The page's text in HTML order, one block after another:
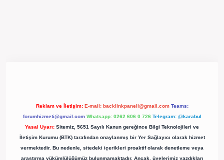
Reklam ve İletişim: E-mail: backlinkpaneli@gmail.com Teams:
forumhizmeti@gmail.com Whatsapp: 0262 606 0 726 Telegram: @karabul
Yasal Uyarı: Sitemiz, 5651 Sayılı Kanun gereğince Bilgi Teknolojileri ve
İletişim Kurumu (BTK) tarafından onaylanmış bir Yer Sağlayıcı olarak hizmet
vermektedir. Bu nedenle, sitedeki içerikleri proaktif olarak denetleme veya
araştırma yükümlülüğümüz bulunmamaktadır. Ancak, üyelerimiz yazdıkları